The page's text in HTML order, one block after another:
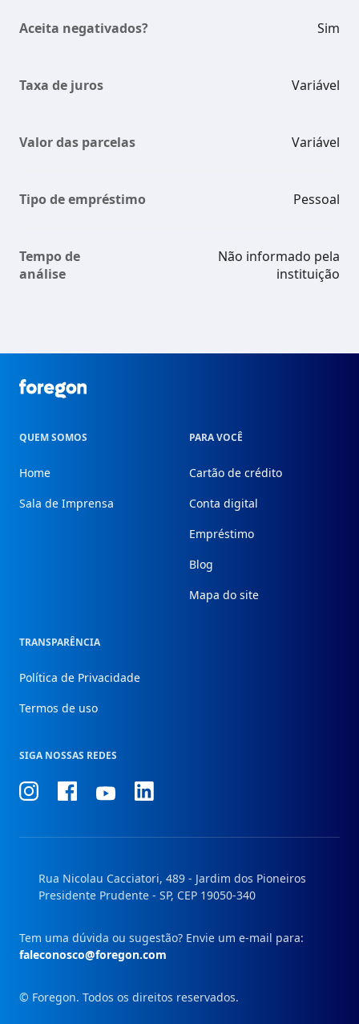
Aceita negativados? Sim
Taxa de juros Variável
Valor das parcelas Variável
Tipo de empréstimo Pessoal
Tempo de
análise
Não informado pela
instituição
Foregon.com
QUEM SOMOS
Home
Sala de Imprensa
PARA VOCÊ
Cartão de crédito
Conta digital
Empréstimo
Blog
Mapa do site
TRANSPARÊNCIA
Política de Privacidade
Termos de uso
SIGA NOSSAS REDES
ConheçaConheçaConheçaConheça
Rua Nicolau Cacciatori, 489 - Jardim dos Pioneiros
Presidente Prudente - SP, CEP 19050-340
Tem uma dúvida ou sugestão? Envie um e-mail para:
faleconosco@foregon.com
© Foregon. Todos os direitos reservados.